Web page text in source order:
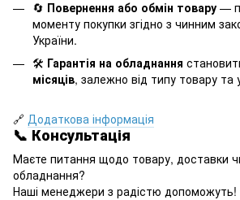
🔄 Повернення або обмін товару —
моменту покупки згідно з чинним
України.
🛠️ Гарантія на обладнання
місяців, залежно від типу товару та
🔗 Додаткова інформація
📞 Консультація
Маєте питання щодо товару, доставки
обладнання?
Наші менеджери з радістю допоможуть!